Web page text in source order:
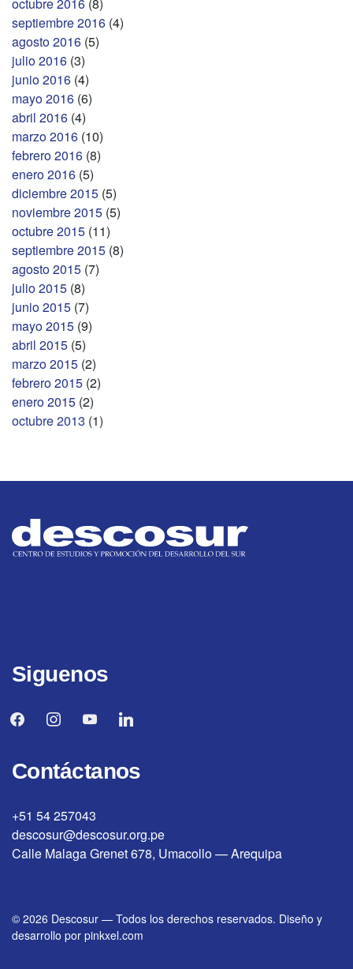
septiembre 2016 (4)
agosto 2016 (5)
julio 2016 (3)
junio 2016 (4)
mayo 2016 (6)
abril 2016 (4)
marzo 2016 (10)
febrero 2016 (8)
enero 2016 (5)
diciembre 2015 (5)
noviembre 2015 (5)
octubre 2015 (11)
septiembre 2015 (8)
agosto 2015 (7)
julio 2015 (8)
junio 2015 (7)
mayo 2015 (9)
abril 2015 (5)
marzo 2015 (2)
febrero 2015 (2)
enero 2015 (2)
octubre 2013 (1)
Siguenos
facebookinstagramyoutubelinkedin
Contáctanos
+51 54 257043
descosur@descosur.org.pe
Calle Malaga Grenet 678, Umacollo — Arequipa
© 2026 Descosur — Todos los derechos reservados. Diseño y
desarrollo por pinkxel.com